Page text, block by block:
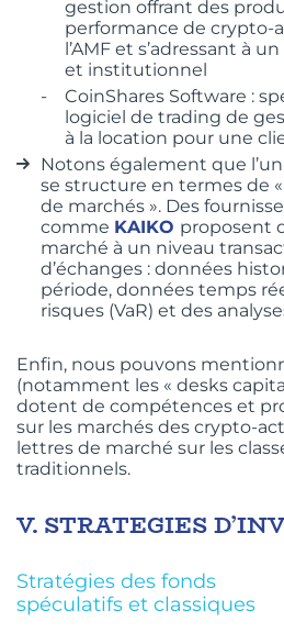
gestion offrant des
performance de crypto-
l’AMF et s’adressant à
et institutionnel
CoinShares Software :
logiciel de trading de
à la location pour une
Notons également que
se structure en termes de
de marchés ». Des
comme KAIKO proposent
marché à un niveau
d’échanges : données
période, données temps
risques (VaR) et des
Enfin, nous pouvons
(notamment les « desks
dotent de compétences et
sur les marchés des crypto-
lettres de marché sur les
traditionnels.
V. STRATEGIES
Stratégies des fonds
spéculatifs et classiques